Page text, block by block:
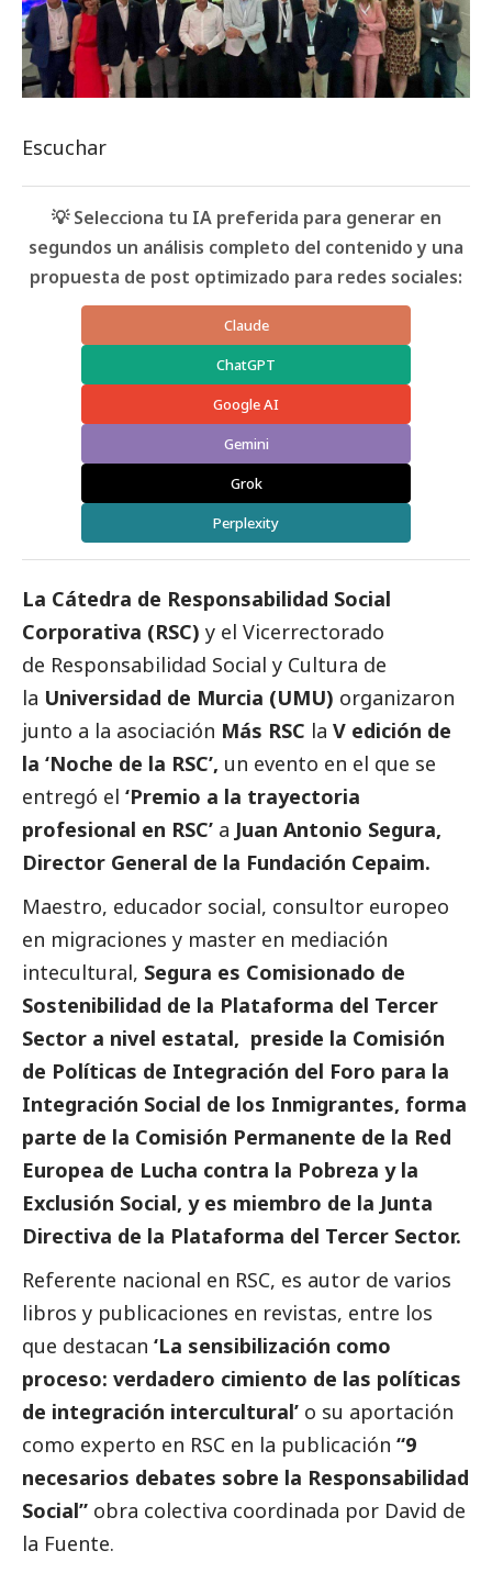
Escuchar
💡 Selecciona tu IA preferida para generar en
segundos un análisis completo del contenido y una
propuesta de post optimizado para redes sociales:
Claude
ChatGPT
Google AI
Gemini
Grok
Perplexity
La Cátedra de Responsabilidad Social
Corporativa (RSC) y el Vicerrectorado
de Responsabilidad Social y Cultura de
la Universidad de Murcia (UMU) organizaron
junto a la asociación Más RSC la V edición de
la ‘Noche de la RSC’, un evento en el que se
entregó el ‘Premio a la trayectoria
profesional en RSC’ a Juan Antonio Segura,
Director General de la Fundación Cepaim.
Maestro, educador social, consultor europeo
en migraciones y master en mediación
intecultural, Segura es Comisionado de
Sostenibilidad de la Plataforma del Tercer
Sector a nivel estatal, preside la Comisión
de Políticas de Integración del Foro para la
Integración Social de los Inmigrantes, forma
parte de la Comisión Permanente de la Red
Europea de Lucha contra la Pobreza y la
Exclusión Social, y es miembro de la Junta
Directiva de la Plataforma del Tercer Sector.
Referente nacional en RSC, es autor de varios
libros y publicaciones en revistas, entre los
que destacan ‘La sensibilización como
proceso: verdadero cimiento de las políticas
de integración intercultural’ o su aportación
como experto en RSC en la publicación “9
necesarios debates sobre la Responsabilidad
Social” obra colectiva coordinada por David de
la Fuente.